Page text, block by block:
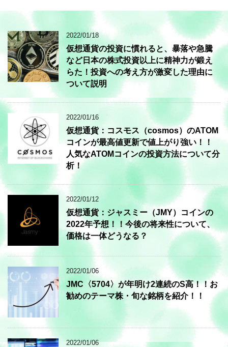
2022/01/18
仮想通貨の投資に慣れると、暴落や急騰
など日本の株式投資以上に精神力が鍛え
らた！投資への考え方が激変した理由に
ついて説明
2022/01/16
仮想通貨：コスモス（cosmos）のATOM
コインが最高値更新で値上がり強い！！
人気なATOMコインの投資方法について分
析！
2022/01/12
仮想通貨：ジャスミー（JMY）コインの
2022年予想！！今後の将来性について、
価格は一体どうなる？
2022/01/06
JMC〈5704〉が年明け2連続のS高！！お
勧めのテーマ株・旬な銘柄を紹介！！
2022/01/06